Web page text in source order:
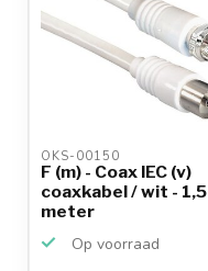
OKS-00150
F (m) - Coax IEC (v)
coaxkabel / wit - 1,5
meter
Op voorraad